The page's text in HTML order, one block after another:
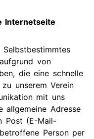
Internetseite
von
die eine schnelle
unserem Verein
mit uns
allgemeine Adresse
Post (E-Mail-
Person per